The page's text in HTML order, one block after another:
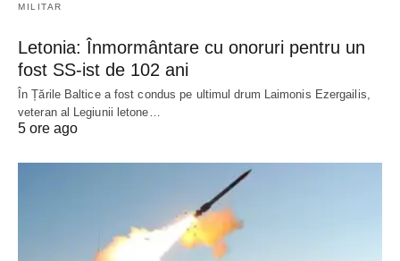
MILITAR
Letonia: Înmormântare cu onoruri pentru un
fost SS-ist de 102 ani
În Țările Baltice a fost condus pe ultimul drum Laimonis Ezergailis,
veteran al Legiunii letone…
5 ore ago